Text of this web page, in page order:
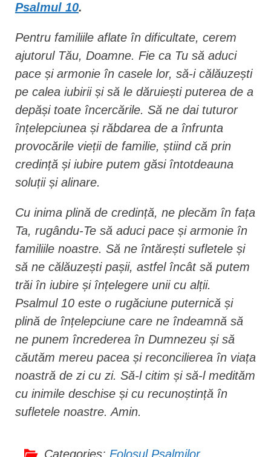
Psalmul 10.
Pentru familiile aflate în dificultate, cerem
ajutorul Tău, Doamne. Fie ca Tu să aduci
pace și armonie în casele lor, să-i călăuzești
pe calea iubirii și să le dăruiești puterea de a
depăși toate încercările. Să ne dai tuturor
înțelepciunea și răbdarea de a înfrunta
provocările vieții de familie, știind că prin
credință și iubire putem găsi întotdeauna
soluții și alinare.
Cu inima plină de credință, ne plecăm în fața
Ta, rugându-Te să aduci pace și armonie în
familiile noastre. Să ne întărești sufletele și
să ne călăuzești pașii, astfel încât să putem
trăi în iubire și înțelegere unii cu alții.
Psalmul 10 este o rugăciune puternică și
plină de înțelepciune care ne îndeamnă să
ne punem încrederea în Dumnezeu și să
căutăm mereu pacea și reconcilierea în viața
noastră de zi cu zi. Să-l citim și să-l medităm
cu inimile deschise și cu recunoștință în
sufletele noastre. Amin.
Categories: Folosul Psalmilor